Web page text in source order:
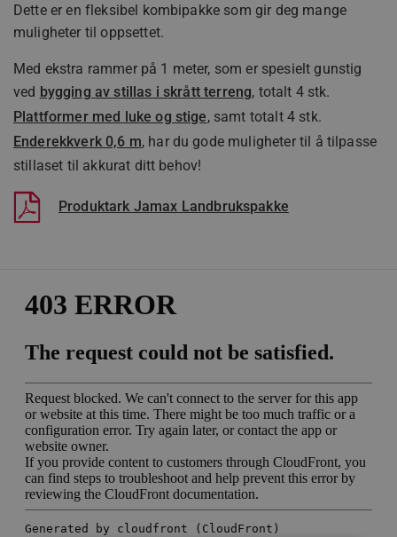
Dette er en fleksibel kombipakke som gir deg mange
muligheter til oppsettet.
Med ekstra rammer på 1 meter, som er spesielt gunstig
ved bygging av stillas i skrått terreng, totalt 4 stk.
Plattformer med luke og stige, samt totalt 4 stk.
Enderekkverk 0,6 m, har du gode muligheter til å tilpasse
stillaset til akkurat ditt behov!
Produktark Jamax Landbrukspakke